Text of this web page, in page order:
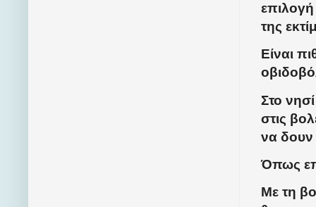
της
Είναι
Στο
στις
να δουν
Όπως
Με τη